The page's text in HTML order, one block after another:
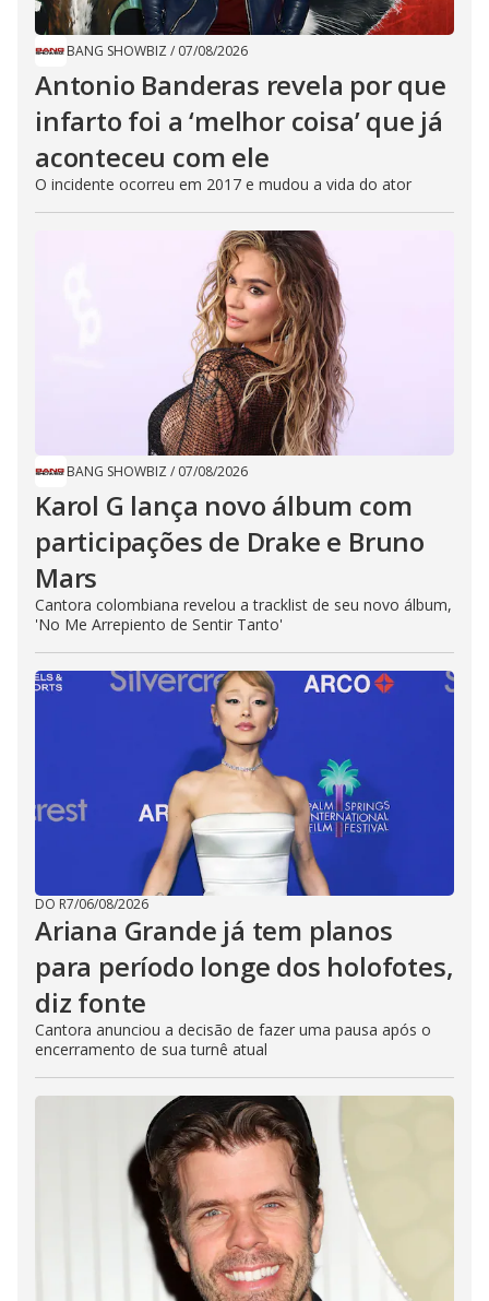
BANG SHOWBIZ / 07/08/2026
Antonio Banderas revela por que
infarto foi a ‘melhor coisa’ que já
aconteceu com ele
O incidente ocorreu em 2017 e mudou a vida do ator
BANG SHOWBIZ / 07/08/2026
Karol G lança novo álbum com
participações de Drake e Bruno
Mars
Cantora colombiana revelou a ​tracklist de seu novo álbum,
'No Me Arrepiento de Sentir Tanto'
DO R7/06/08/2026
Ariana Grande já tem planos
para período longe dos holofotes,
diz fonte
Cantora anunciou a decisão de fazer uma pausa após o
encerramento de sua turnê atual